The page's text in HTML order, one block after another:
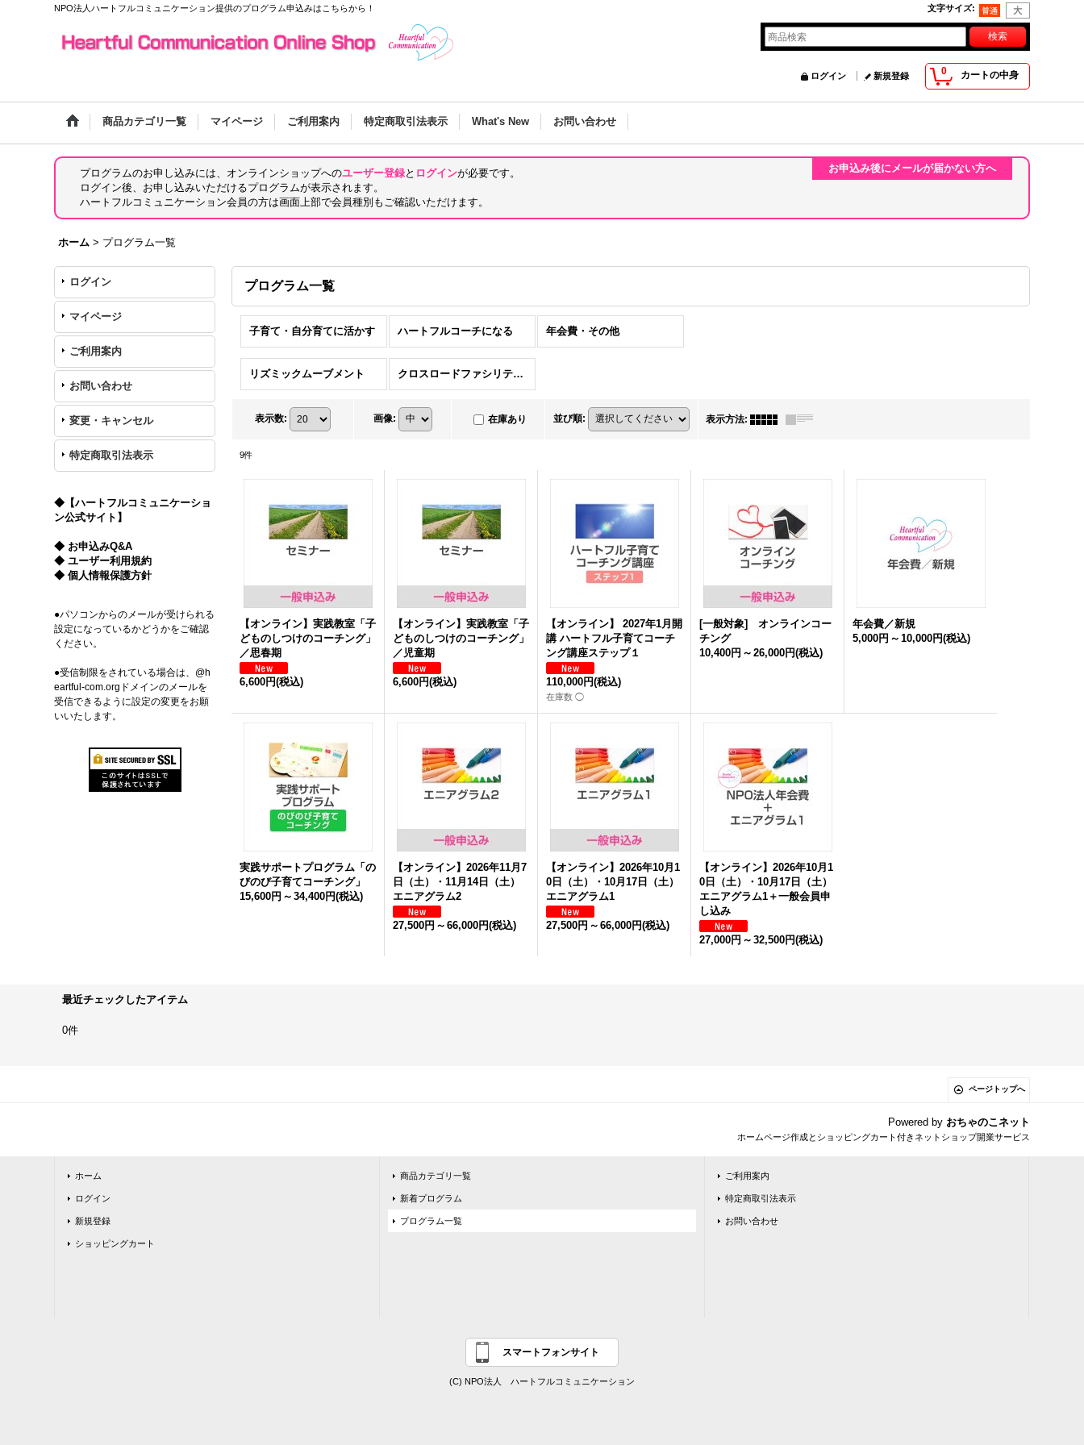
NPO法人ハートフルコミュニケーション提供のプログラム申込みはこちらから！ 文字サイズ:
0 カートの中身
ログイン 新規登録
商品カテゴリ一覧 マイページ ご利用案内 特定商取引法表示 What's New お問い合わせ
プログラムのお申し込みには、オンラインショップへのユーザー登録と ログインが必要です。
ログイン後、お申し込みいただけるプログラムが表示されます。
ハートフルコミュニケーション会員の方は画面上部で会員種別もご確認いただけます。
お申込み後にメールが届かない方へ
ホーム > プログラム一覧
ログイン
マイページ
ご利用案内
お問い合わせ
変更・キャンセル
特定商取引法表示
◆【ハートフルコミュニケーショ
ン公式サイト】
◆ お申込みQ&A
◆ ユーザー利用規約
◆ 個人情報保護方針
●パソコンからのメールが受けられる
設定になっているかどうかをご確認
ください。
●受信制限をされている場合は、@h
eartful-com.orgドメインのメールを
受信できるように設定の変更をお願
いいたします。
プログラム一覧
子育て・自分育てに活かす ハートフルコーチになる 年会費・その他
リズミックムーブメント クロスロードファシリテーター
表示数: 画像: 在庫あり 並び順: 表示方法:
9件
【オンライン】実践教室「子
どものしつけのコーチング」
／思春期
6,600円(税込)
【オンライン】実践教室「子
どものしつけのコーチング」
／児童期
6,600円(税込)
【オンライン】 2027年1月開
講 ハートフル子育てコーチ
ング講座ステップ１
110,000円(税込)
在庫数 ◯
[一般対象] オンラインコー
チング
10,400円 ～ 26,000円(税込)
年会費／新規
5,000円 ～ 10,000円(税込)
実践サポートプログラム「の
びのび子育てコーチング」
15,600円 ～ 34,400円(税込)
【オンライン】2026年11月7
日（土）・11月14日（土）
エニアグラム2
27,500円 ～ 66,000円(税込)
【オンライン】2026年10月1
0日（土）・10月17日（土）
エニアグラム1
27,500円 ～ 66,000円(税込)
【オンライン】2026年10月1
0日（土）・10月17日（土）
エニアグラム1＋一般会員申
し込み
27,000円 ～ 32,500円(税込)
最近チェックしたアイテム
0件
ページトップへ
Powered by おちゃのこネット
ホームページ作成とショッピングカート付きネットショップ開業サービス
ホーム
ログイン
新規登録
ショッピングカート
商品カテゴリ一覧
新着プログラム
プログラム一覧
ご利用案内
特定商取引法表示
お問い合わせ
スマートフォンサイト
(C) NPO法人 ハートフルコミュニケーション